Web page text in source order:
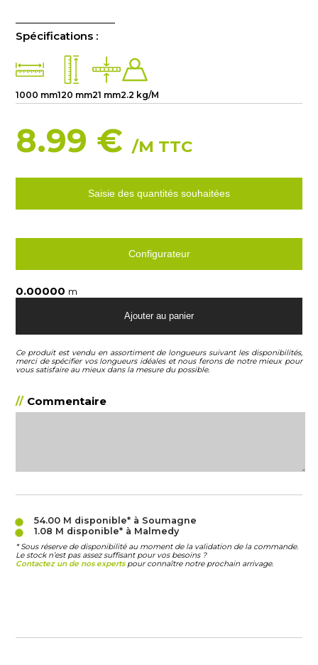
Spécifications :
1000 mm120 mm21 mm2.2 kg/M
8.99 €/M TTC
Saisie des quantités souhaitées
Configurateur
m
Ce produit est vendu en assortiment de longueurs suivant les disponibilités,
merci de spécifier vos longueurs idéales et nous ferons de notre mieux pour
vous satisfaire au mieux dans la mesure du possible.
Commentaire
54.00 M disponible* à Soumagne
1.08 M disponible* à Malmedy
* Sous réserve de disponibilité au moment de la validation de la commande.
Le stock n’est pas assez suffisant pour vos besoins ?
Contactez un de nos expertspour connaître notre prochain arrivage.